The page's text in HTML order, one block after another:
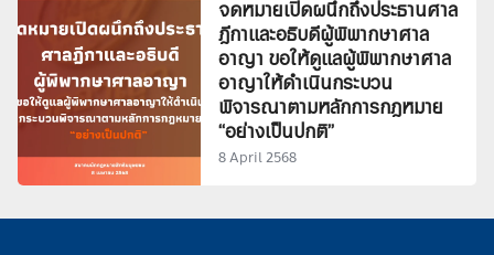
จดหมายเปิดผนึกถึงประธานศาล
ฎีกาและอธิบดีผู้พิพากษาศาล
อาญา ขอให้ดูแลผู้พิพากษาศาล
อาญาให้ดำเนินกระบวน
พิจารณาตามหลักการกฎหมาย
“อย่างเป็นปกติ”
8 April 2568